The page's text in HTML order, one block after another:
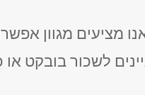
מציעים מגוון
לשכור בובקט או